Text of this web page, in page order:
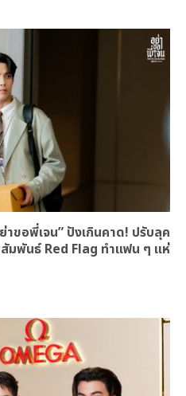
าขอพี่เจน” ปังเกินคาด! ปรับลุค
สัมพันธ์ Red Flag ทำแฟน ๆ แห่